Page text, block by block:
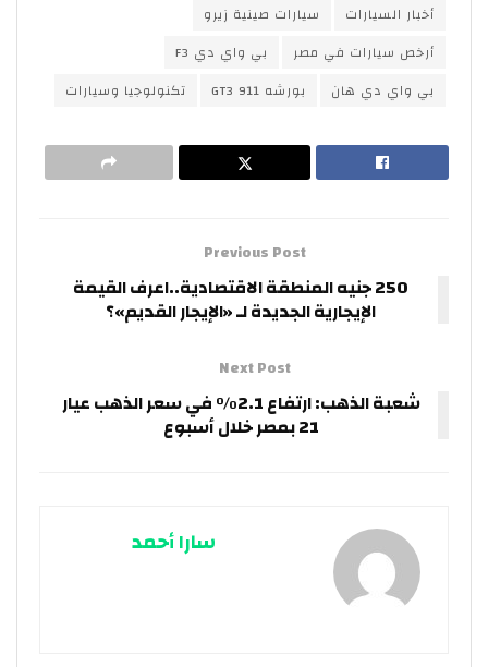
أخبار السيارات
سيارات صينية زيرو
أرخص سيارات في مصر
بي واي دي F3
بي واي دي هان
بورشه 911 GT3 تكنولوجيا وسيارات
Previous Post
250 جنيه المنطقة الاقتصادية..اعرف القيمة
الإيجارية الجديدة لـ «الإيجار القديم»؟
Next Post
شعبة الذهب: ارتفاع 2.1% في سعر الذهب عيار
21 بمصر خلال أسبوع
سارا أحمد